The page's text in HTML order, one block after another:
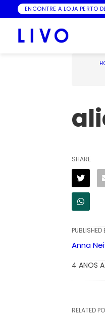
ENCONTRE A LOJA PERTO
SHARE
PUBLISHED
Anna
4 ANOS
RELATED